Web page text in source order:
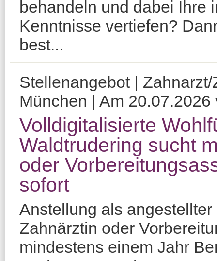
behandeln und dabei Ihre
Kenntnisse vertiefen?
best...
Stellenangebot |
München | Am 20.07.2026
Volldigitalisierte
Waldtrudering sucht
oder
sofort
Anstellung als
Zahnärztin oder
mindestens einem Jahr